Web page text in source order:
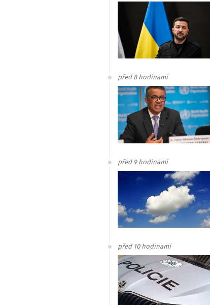
před 8 hodinami
před 9 hodinami
před 10 hodinami